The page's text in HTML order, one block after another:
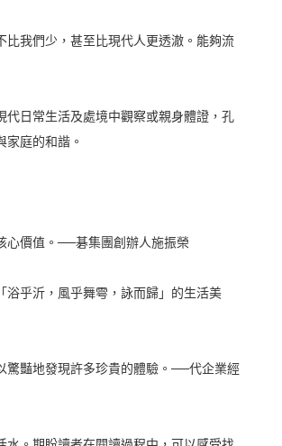
比我們少，甚至比現代人更透澈。能夠流
日常生活及處境中觀察或親身體證，孔
庭的和諧。
心價值。──碁集團創辦人施振榮
乎沂，風乎舞雩，詠而歸」的生活美
驚豔地發現許多珍貴的體驗。──代企業經